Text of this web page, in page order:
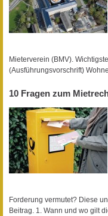
Mieterverein (BMV).
(Ausführungsvorschrift)
10 Fragen zum
Forderung vermutet? Diese
Beitrag. 1. Wann und wo gilt